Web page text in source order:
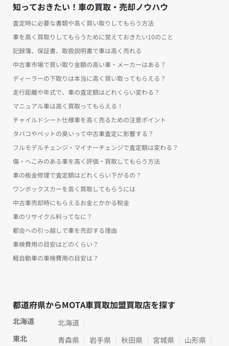
知っておきたい！車の買取・売却ノウハウ
査定時に必要な書類や高く買い取りしてもらう方法
車を高く買取りしてもらうために覚えておきたい10のこと
記録簿、保証書、取扱説明書で車は高く売れる
中古車市場で買い取り金額の高い車・メーカーはある？
ディーラーの下取りは本当に高く買い取ってもらえる？
走行距離や年式で、車の査定額はどれくらい変わる？
マニュアル車は高く買取ってもらえる！
チャイルドシート仕様車を高く売るための注意ポイント
タバコやペットの臭いって中古車査定に影響する？
フルモデルチェンジ・マイナーチェンジで査定額は変わる？
傷・へこみのある車を高く評価・買取してもらう方法
車の板金修理で査定額はどれくらい下がるの？
ワンボックスカーを高く買取してもらうには
中古車売却時にもらえるお金とかかる税金
車のリサイクル料ってなに？
都会への引っ越しで車を売却する理由
車検費用の目安はどのくらい？
軽自動車の車検費用の目安は？
都道府県からMOTA車買取加盟買取店を探す
北海道
北海道
東北
青森県 岩手県 秋田県 宮城県
山形県